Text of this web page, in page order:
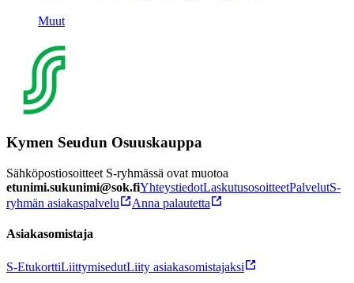
Muut
Kymen Seudun Osuuskauppa
Sähköpostiosoitteet S-ryhmässä ovat muotoa
etunimi.sukunimi@sok.fiYhteystiedotLaskutusosoitteetPalvelutS-
ryhmän asiakaspalvelu
Anna palautetta
Asiakasomistaja
S-EtukorttiLiittymisedutLiity asiakasomistajaksi